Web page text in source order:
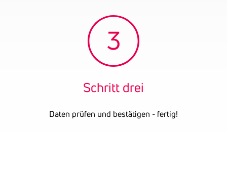
Schritt drei
Daten prüfen und bestätigen - fertig!